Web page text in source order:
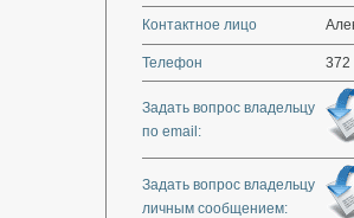
Контактное лицо
Телефон 372
Задать вопрос владельцу
по email:
Задать вопрос владельцу
личным сообщением: